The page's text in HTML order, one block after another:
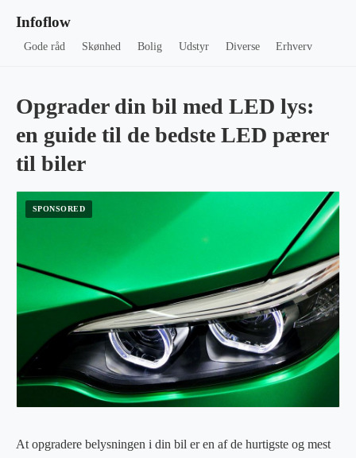
Infoflow
Gode råd Skønhed Bolig Udstyr Diverse Erhverv
Opgrader din bil med LED lys:
en guide til de bedste LED pærer
til biler
At opgradere belysningen i din bil er en af de hurtigste og mest